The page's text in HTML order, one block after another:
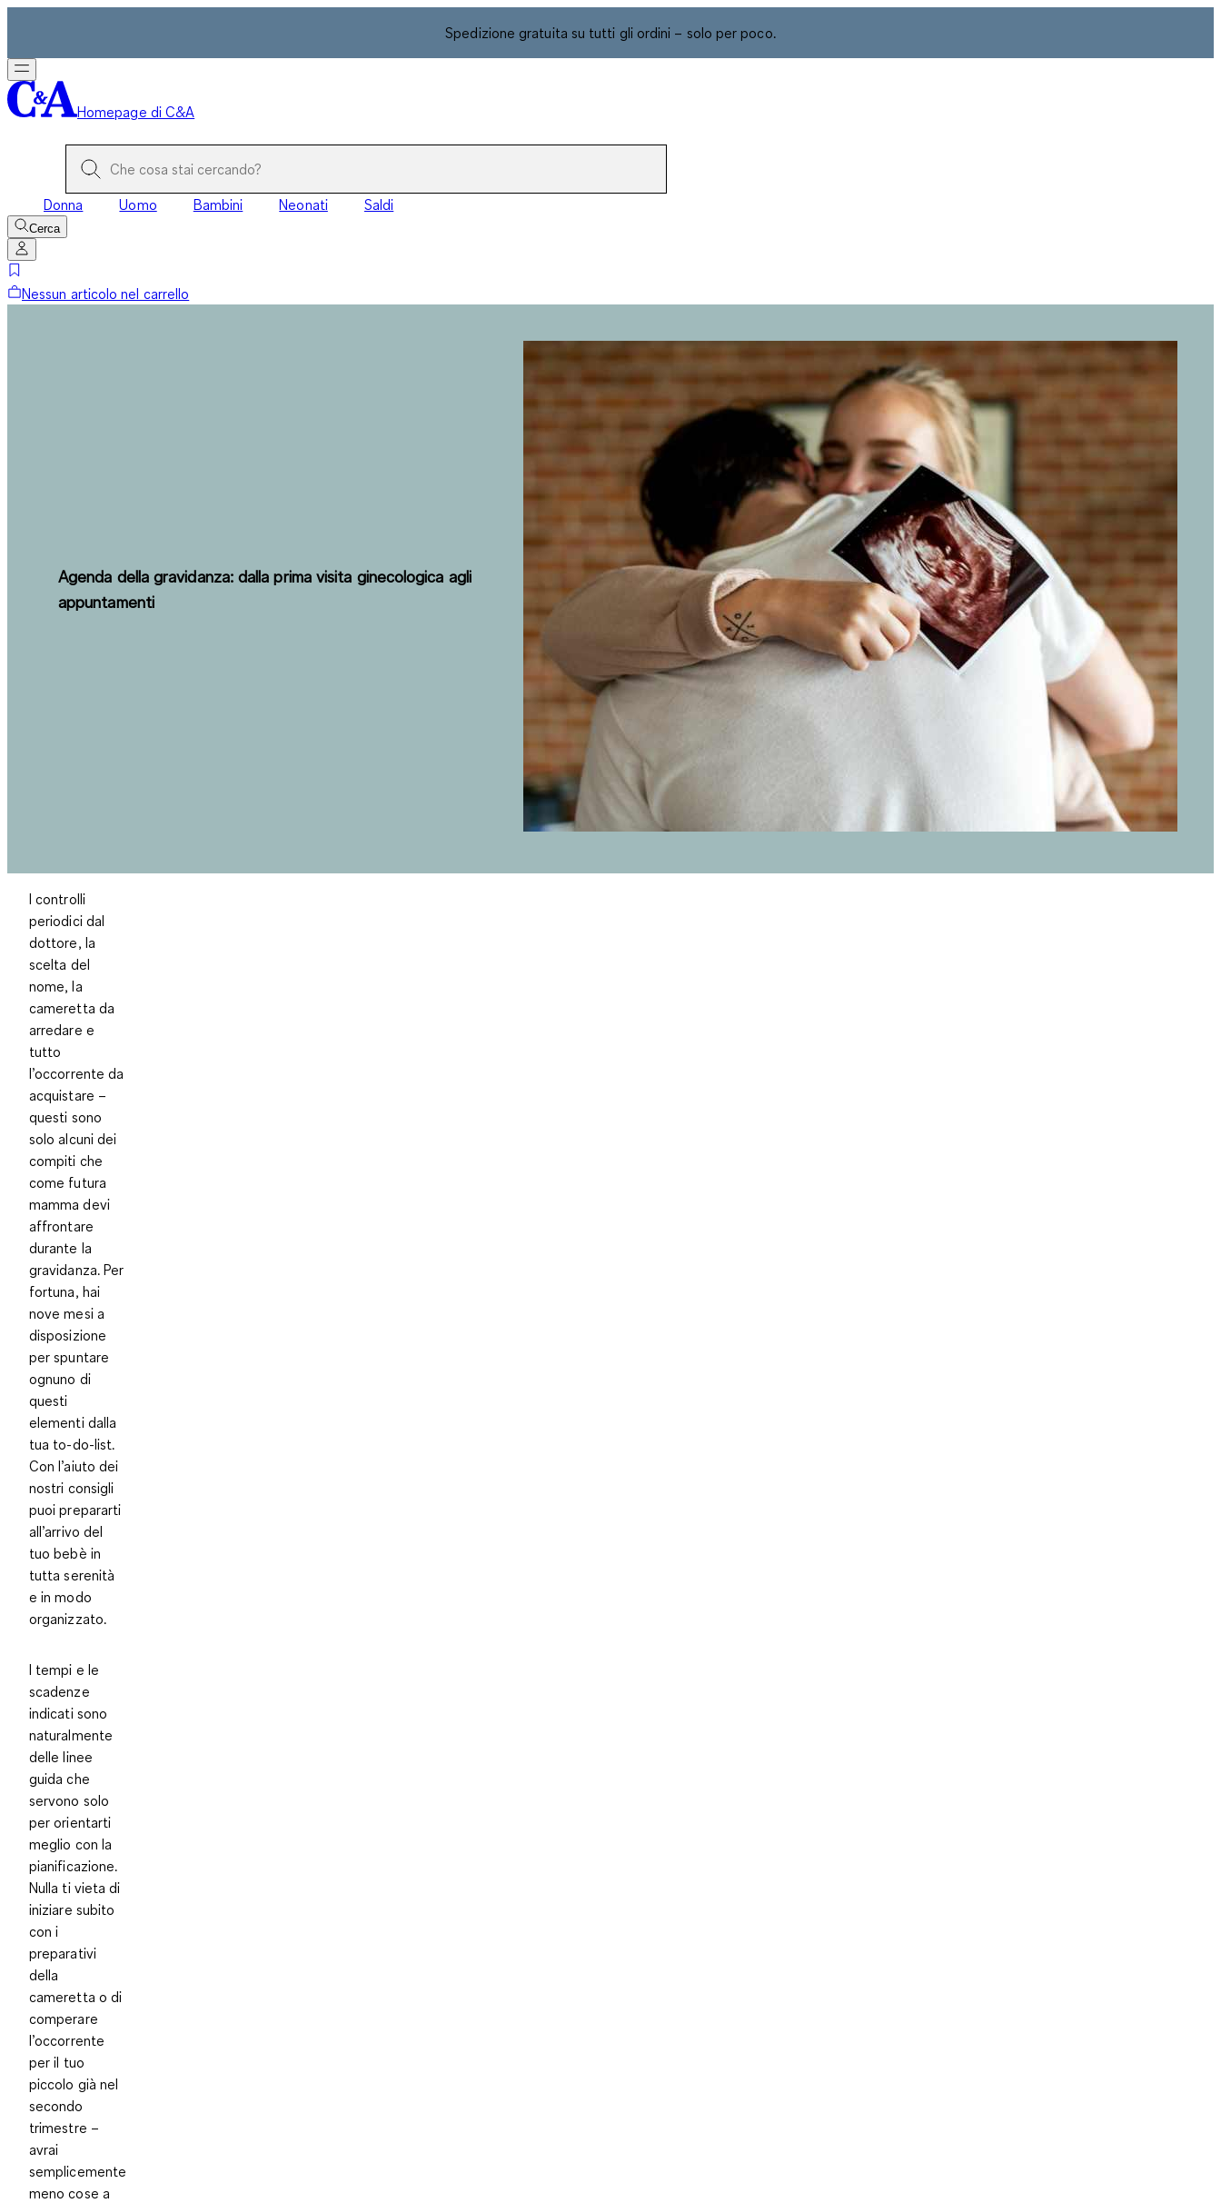
Spedizione gratuita su tutti gli ordini – solo per poco.
Homepage di C&A
Donna Uomo Bambini Neonati Saldi
Cerca
Nessun articolo nel carrello
Agenda della gravidanza: dalla prima visita ginecologica agli
appuntamenti
I controlli
periodici dal
dottore, la
scelta del
nome, la
cameretta da
arredare e
tutto
l’occorrente da
acquistare –
questi sono
solo alcuni dei
compiti che
come futura
mamma devi
affrontare
durante la
gravidanza. Per
fortuna, hai
nove mesi a
disposizione
per spuntare
ognuno di
questi
elementi dalla
tua to-do-list.
Con l’aiuto dei
nostri consigli
puoiprepararti
all’arrivo del
tuo bebè in
tutta serenità
e in modo
organizzato.
I tempi e le
scadenze
indicati sono
naturalmente
delle linee
guida che
servono solo
per orientarti
meglio con la
pianificazione.
Nulla ti vieta di
iniziare subito
con i
preparativi
della
cameretta o di
comperare
l’occorrente
per il tuo
piccolo già nel
secondo
trimestre –
avrai
semplicemente
meno cose a